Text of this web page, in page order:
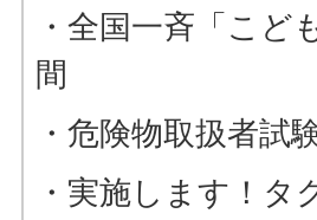
・全国一斉「こど
間
・危険物取扱者試
・実施します！タ